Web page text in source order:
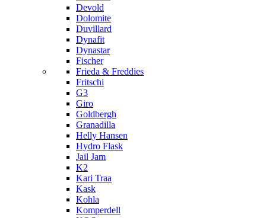
Devold
Dolomite
Duvillard
Dynafit
Dynastar
Fischer
Frieda & Freddies
Fritschi
G3
Giro
Goldbergh
Granadilla
Helly Hansen
Hydro Flask
Jail Jam
K2
Kari Traa
Kask
Kohla
Komperdell